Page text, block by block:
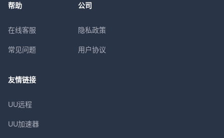
帮助
在线客服
常见问题
公司
隐私政策
用户协议
友情链接
UU远程
UU加速器